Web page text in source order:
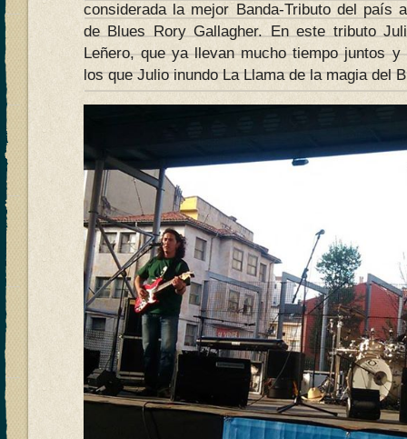
considerada la mejor Banda-Tributo del país
de Blues Rory Gallagher. En este tributo
Leñero, que ya llevan mucho tiempo juntos
los que Julio inundo La Llama de la magia del